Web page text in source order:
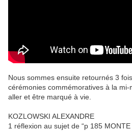
Nous sommes ensuite retournés 3
cérémonies commémoratives à la
aller et être marqué à vie.
KOZLOWSKI ALEXANDRE
1 réflexion au sujet de “p 185 MONTE